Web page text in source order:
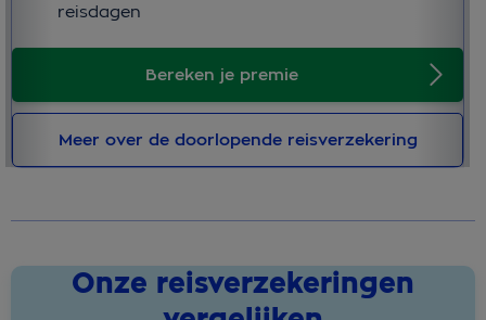
reisdagen
Bereken je premie
Meer over de doorlopende reisverzekering
Onze reisverzekeringen